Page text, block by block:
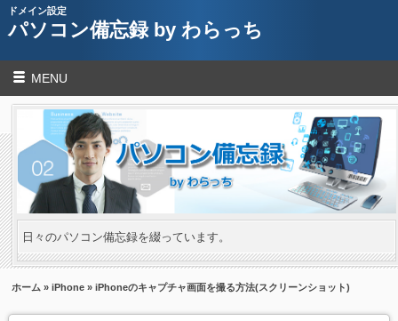
ドメイン設定
パソコン備忘録 by わらっち
MENU
日々のパソコン備忘録を綴っています。
ホーム »iPhone » iPhoneのキャプチャ画面を撮る方法(スクリーンショット)